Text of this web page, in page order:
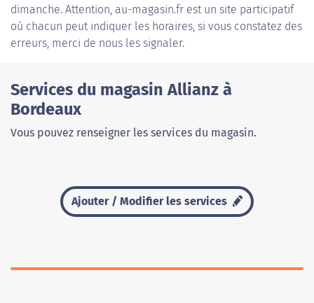
dimanche. Attention, au-magasin.fr est un site participatif
où chacun peut indiquer les horaires, si vous constatez des
erreurs, merci de nous les signaler.
Services du magasin Allianz à
Bordeaux
Vous pouvez renseigner les services du magasin.
Ajouter / Modifier les services